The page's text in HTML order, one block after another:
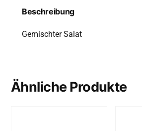
Beschreibung
Gemischter Salat
Ähnliche Produkte